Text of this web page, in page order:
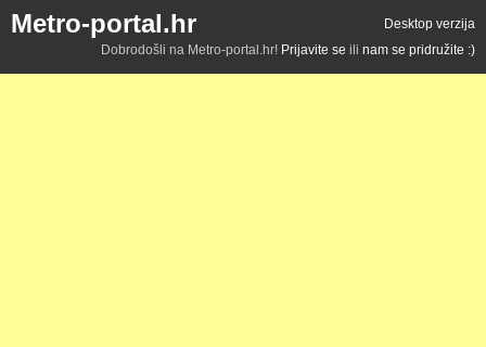
Metro-portal.hr
Desktop verzija
Dobrodošli na Metro-portal.hr! Prijavite se ili nam se pridružite :)